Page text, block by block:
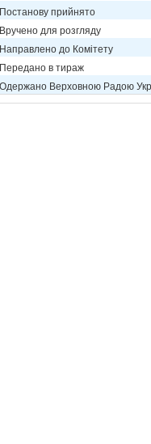
Постанову прийнято
Вручено для розгляду
Направлено до Комітету
Передано в тираж
Одержано Верховною Радою